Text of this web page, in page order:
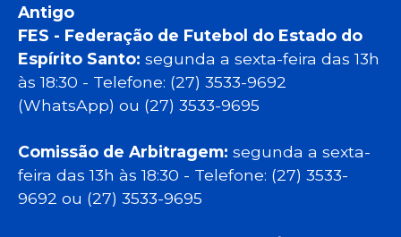
Antigo
FES - Federação de Futebol do Estado do
Espírito Santo: segunda a sexta-feira das 13h
às 18:30 - Telefone: (27) 3533-9692
(WhatsApp) ou (27) 3533-9695
Comissão de Arbitragem: segunda a sexta-
feira das 13h às 18:30 - Telefone: (27) 3533-
9692 ou (27) 3533-9695